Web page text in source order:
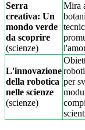
Serra
creativa: Un
mondo verde
da scoprire
(scienze)
Mira
L'innovazione
della robotica
nelle scienze
(scienze)
per